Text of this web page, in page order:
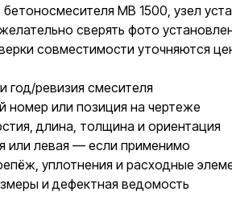
MB 1500, узел
сверять фото
совместимости уточняются
год/ревизия смесителя
номер или позиция на чертеже
длина, толщина и ориентация
или левая — если применимо
уплотнения и расходные
и дефектная ведомость